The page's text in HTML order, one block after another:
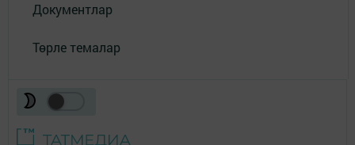
Документлар
Төрле темалар